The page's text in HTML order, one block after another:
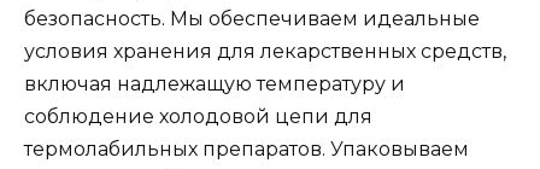
безопасность. Мы обеспечиваем идеальные
условия хранения для лекарственных средств,
включая надлежащую температуру и
соблюдение холодовой цепи для
термолабильных препаратов. Упаковываем